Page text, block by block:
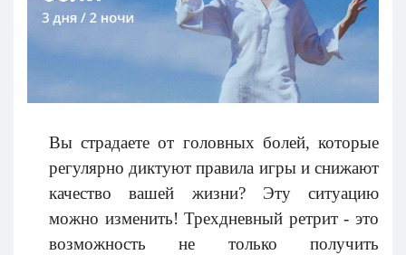
Вы страдаете от головных болей, которые
регулярно диктуют правила игры и снижают
качество вашей жизни? Эту ситуацию
можно изменить! Трехдневный ретрит - это
возможность не только получить